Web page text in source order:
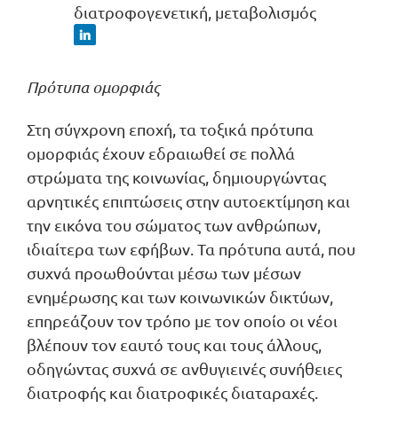
διατροφογενετική, μεταβολισμός
Πρότυπα ομορφιάς
Στη σύγχρονη εποχή, τα τοξικά πρότυπα
ομορφιάς έχουν εδραιωθεί σε πολλά
στρώματα της κοινωνίας, δημιουργώντας
αρνητικές επιπτώσεις στην αυτοεκτίμηση και
την εικόνα του σώματος των ανθρώπων,
ιδιαίτερα των εφήβων. Τα πρότυπα αυτά, που
συχνά προωθούνται μέσω των μέσων
ενημέρωσης και των κοινωνικών δικτύων,
επηρεάζουν τον τρόπο με τον οποίο οι νέοι
βλέπουν τον εαυτό τους και τους άλλους,
οδηγώντας συχνά σε ανθυγιεινές συνήθειες
διατροφής και διατροφικές διαταραχές.